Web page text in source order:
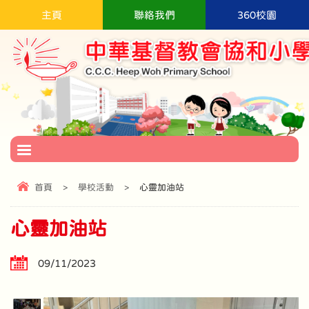
主頁 聯絡我們 360校園
首頁 > 學校活動 > 心靈加油站
心靈加油站
09/11/2023